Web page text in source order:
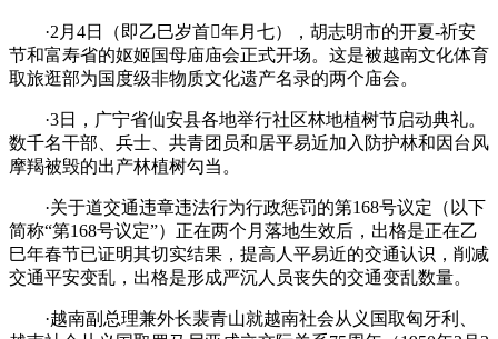
·2月4日（即乙巳岁首年月七），胡志明市的开夏-祈安
节和富寿省的妪姬国母庙庙会正式开场。这是被越南文化体育
取旅逛部为国度级非物质文化遗产名录的两个庙会。
·3日，广宁省仙安县各地举行社区林地植树节启动典礼。
数千名干部、兵士、共青团员和居平易近加入防护林和因台风
摩羯被毁的出产林植树勾当。
·关于道交通违章违法行为行政惩罚的第168号议定（以下
简称“第168号议定”）正在两个月落地生效后，出格是正在乙
巳年春节已证明其切实结果，提高人平易近的交通认识，削减
交通平安变乱，出格是形成严沉人员丧失的交通变乱数量。
·越南副总理兼外长裴青山就越南社会从义国取匈牙利、